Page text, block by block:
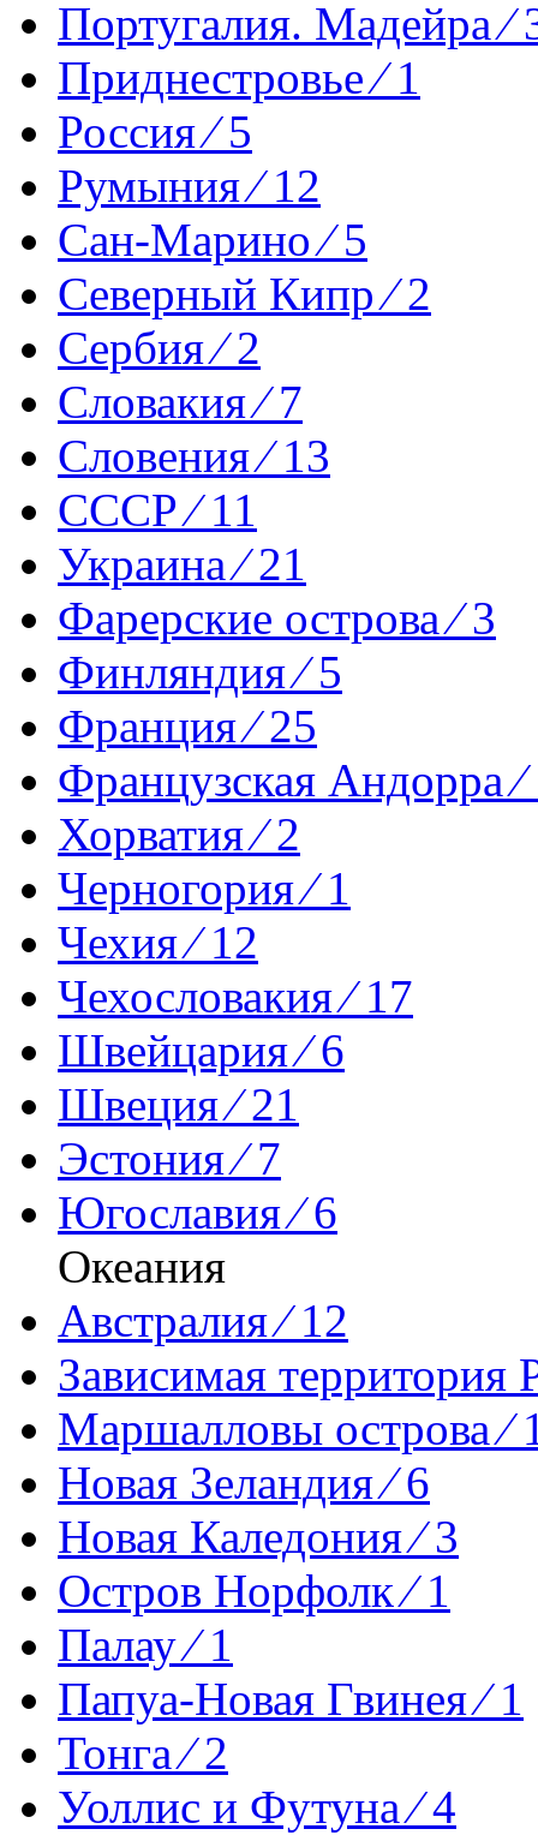
Португалия. Мадейра ⁄
Приднестровье ⁄ 1
Россия ⁄ 5
Румыния ⁄ 12
Сан-Марино ⁄ 5
Северный Кипр ⁄ 2
Сербия ⁄ 2
Словакия ⁄ 7
Словения ⁄ 13
СССР ⁄ 11
Украина ⁄ 21
Фарерские острова ⁄ 3
Финляндия ⁄ 5
Франция ⁄ 25
Французская Андорра ⁄
Хорватия ⁄ 2
Черногория ⁄ 1
Чехия ⁄ 12
Чехословакия ⁄ 17
Швейцария ⁄ 6
Швеция ⁄ 21
Эстония ⁄ 7
Югославия ⁄ 6
Океания
Австралия ⁄ 12
Зависимая территория
Маршалловы острова ⁄
Новая Зеландия ⁄ 6
Новая Каледония ⁄ 3
Остров Норфолк ⁄ 1
Палау ⁄ 1
Папуа-Новая Гвинея ⁄ 1
Тонга ⁄ 2
Уоллис и Футуна ⁄ 4